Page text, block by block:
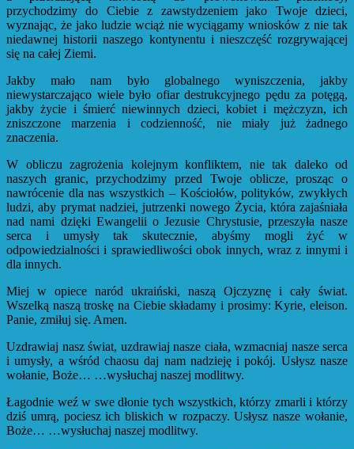
przychodzimy do Ciebie z zawstydzeniem jako Twoje dzieci,
wyznając, że jako ludzie wciąż nie wyciągamy wniosków z nie tak
niedawnej historii naszego kontynentu i nieszczęść rozgrywającej
się na całej Ziemi.
Jakby mało nam było globalnego wyniszczenia, jakby
niewystarczająco wiele było ofiar destrukcyjnego pędu za potęgą,
jakby życie i śmierć niewinnych dzieci, kobiet i mężczyzn, ich
zniszczone marzenia i codzienność, nie miały już żadnego
znaczenia.
W obliczu zagrożenia kolejnym konfliktem, nie tak daleko od
naszych granic, przychodzimy przed Twoje oblicze, prosząc o
nawrócenie dla nas wszystkich – Kościołów, polityków, zwykłych
ludzi, aby prymat nadziei, jutrzenki nowego Życia, która zajaśniała
nad nami dzięki Ewangelii o Jezusie Chrystusie, przeszyła nasze
serca i umysły tak skutecznie, abyśmy mogli żyć w
odpowiedzialności i sprawiedliwości obok innych, wraz z innymi i
dla innych.
Miej w opiece naród ukraiński, naszą Ojczyznę i cały świat.
Wszelką naszą troskę na Ciebie składamy i prosimy: Kyrie, eleison.
Panie, zmiłuj się. Amen.
Uzdrawiaj nasz świat, uzdrawiaj nasze ciała, wzmacniaj nasze serca
i umysły, a wśród chaosu daj nam nadzieję i pokój. Usłysz nasze
wołanie, Boże… …wysłuchaj naszej modlitwy.
Łagodnie weź w swe dłonie tych wszystkich, którzy zmarli i którzy
dziś umrą, pociesz ich bliskich w rozpaczy. Usłysz nasze wołanie,
Boże… …wysłuchaj naszej modlitwy.